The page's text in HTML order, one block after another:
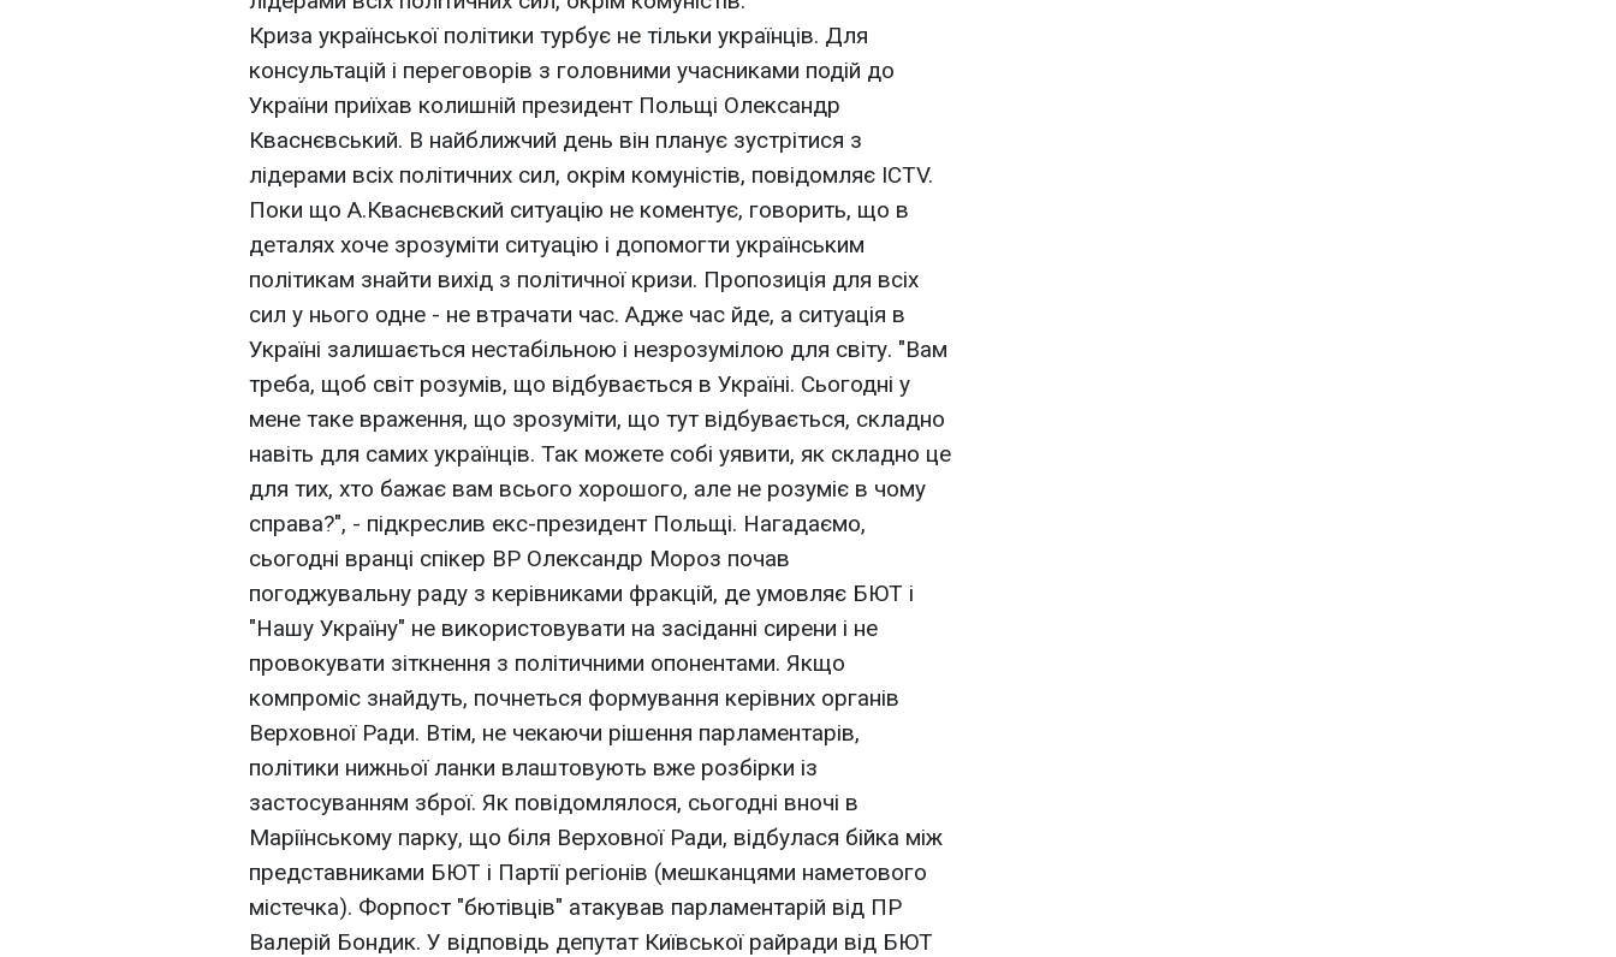
Криза української політики турбує не тільки українців. Для
консультацій і переговорів з головними учасниками подій до
України приїхав колишній президент Польщі Олександр
Кваснєвський. В найближчий день він планує зустрітися з
лідерами всіх політичних сил, окрім комуністів, повідомляє ICTV.
Поки що А.Кваснєвский ситуацію не коментує, говорить, що в
деталях хоче зрозуміти ситуацію і допомогти українським
політикам знайти вихід з політичної кризи. Пропозиція для всіх
сил у нього одне - не втрачати час. Адже час йде, а ситуація в
Україні залишається нестабільною і незрозумілою для світу. "Вам
треба, щоб світ розумів, що відбувається в Україні. Сьогодні у
мене таке враження, що зрозуміти, що тут відбувається, складно
навіть для самих українців. Так можете собі уявити, як складно це
для тих, хто бажає вам всього хорошого, але не розуміє в чому
справа?", - підкреслив екс-президент Польщі. Нагадаємо,
сьогодні вранці спікер ВР Олександр Мороз почав
погоджувальну раду з керівниками фракцій, де умовляє БЮТ і
"Нашу Україну" не використовувати на засіданні сирени і не
провокувати зіткнення з політичними опонентами. Якщо
компроміс знайдуть, почнеться формування керівних органів
Верховної Ради. Втім, не чекаючи рішення парламентарів,
політики нижньої ланки влаштовують вже розбірки із
застосуванням зброї. Як повідомлялося, сьогодні вночі в
Маріїнському парку, що біля Верховної Ради, відбулася бійка між
представниками БЮТ і Партії регіонів (мешканцями наметового
містечка). Форпост "бютівців" атакував парламентарій від ПР
Валерій Бондик. У відповідь депутат Київської райради від БЮТ